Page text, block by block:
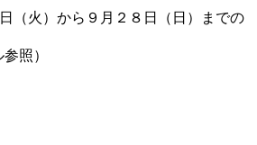
（火）から９月２８日（日）までの
照）